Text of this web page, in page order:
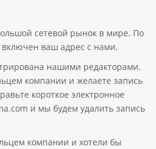
сетевой рынок в мире. По
ваш адрес с нами.
нашими редакторами.
компании и желаете запись
короткое электронное
и мы будем удалить запись
компании и хотели бы